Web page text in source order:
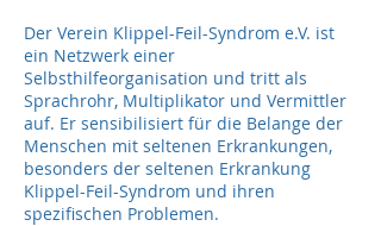
Der Verein Klippel-Feil-Syndrom e.V. ist
ein Netzwerk einer
Selbsthilfeorganisation und tritt als
Sprachrohr, Multiplikator und Vermittler
auf. Er sensibilisiert für die Belange der
Menschen mit seltenen Erkrankungen,
besonders der seltenen Erkrankung
Klippel-Feil-Syndrom und ihren
spezifischen Problemen.